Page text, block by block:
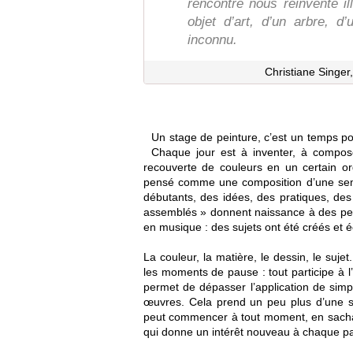
rencontre nous réinvente
objet d’art, d’un arbre,
inconnu.
Christiane
Un stage de peinture, c’est un temps
Chaque jour est à inventer, à
recouverte de couleurs en un certain
pensé comme une composition d’une
débutants, des idées, des pratiques,
assemblés » donnent naissance à des
en musique : des sujets ont été créés et
La couleur, la matière, le dessin, le
les moments de pause : tout participe à
permet de dépasser l’application de
œuvres. Cela prend un peu plus d’une
peut commencer à tout moment, en
qui donne un intérêt nouveau à chaque